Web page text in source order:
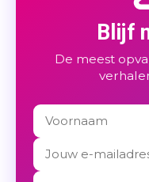
Blijf
De meest